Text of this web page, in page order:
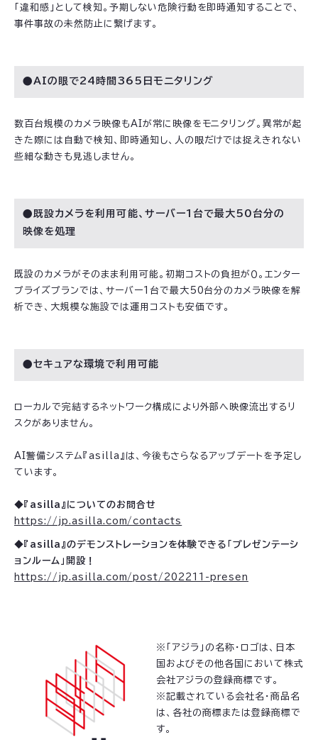
「違和感」として検知。予期しない危険行動を即時通知することで、
事件事故の未然防止に繋げます。
●AIの眼で24時間365日モニタリング
数百台規模のカメラ映像もAIが常に映像をモニタリング。異常が起
きた際には自動で検知、即時通知し、人の眼だけでは捉えきれない
些細な動きも見逃しません。
●既設カメラを利用可能、サーバー1台で最大50台分の
映像を処理
既設のカメラがそのまま利用可能。初期コストの負担が０。エンター
プライズプランでは、サーバー1台で最大50台分のカメラ映像を解
析でき、大規模な施設では運用コストも安価です。
●セキュアな環境で利用可能
ローカルで完結するネットワーク構成により外部へ映像流出するリ
スクがありません。
AI警備システム『asilla』は、今後もさらなるアップデートを予定し
ています。
◆『asilla』についてのお問合せ
https://jp.asilla.com/contacts
◆『asilla』のデモンストレーションを体験できる「プレゼンテーシ
ョンルーム」開設！
https://jp.asilla.com/post/202211-presen
※「アジラ」の名称・ロゴは、日本
国およびその他各国において株式
会社アジラの登録商標です。
※記載されている会社名・商品名
は、各社の商標または登録商標で
す。